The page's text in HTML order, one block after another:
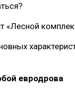
«Лесной
евродрова